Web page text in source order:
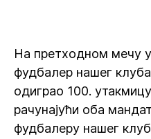
На претходном мечу
фудбалер нашег
одиграо 100.
рачунајући оба
фудбалеру нашег